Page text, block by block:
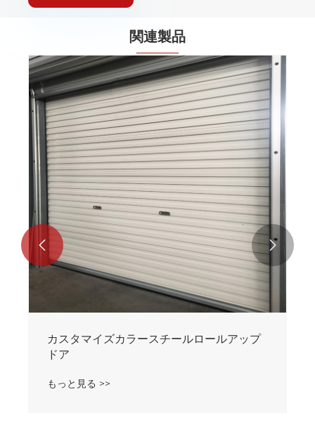
関連製品
カスタマイズカラースチールロールアップ
ドア
もっと見る >>
 